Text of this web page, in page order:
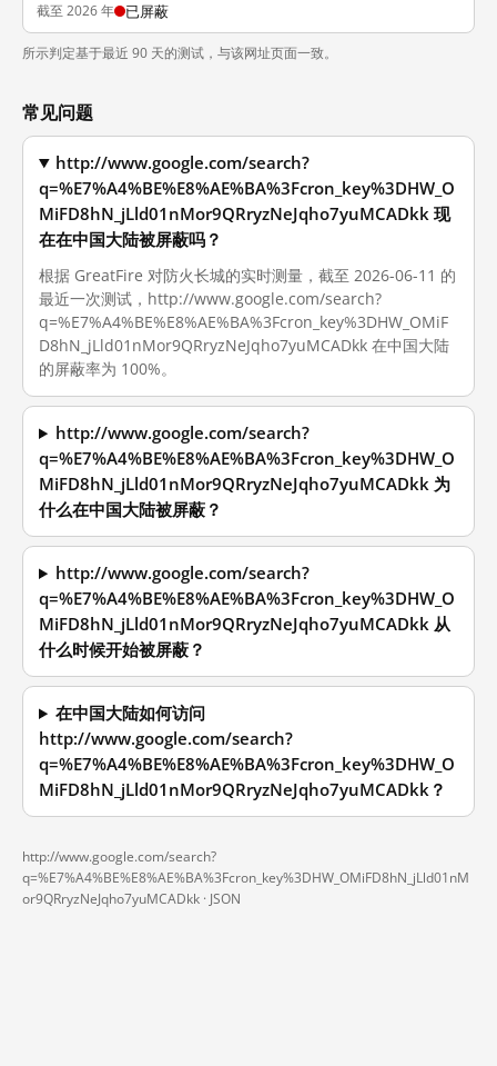
截至 2026 年 已屏蔽
所示判定基于最近 90 天的测试，与该网址页面一致。
常见问题
http://www.google.com/search?
q=%E7%A4%BE%E8%AE%BA%3Fcron_key%3DHW_O
MiFD8hN_jLld01nMor9QRryzNeJqho7yuMCADkk 现
在在中国大陆被屏蔽吗？
根据 GreatFire 对防火长城的实时测量，截至 2026-06-11 的
最近一次测试，http://www.google.com/search?
q=%E7%A4%BE%E8%AE%BA%3Fcron_key%3DHW_OMiF
D8hN_jLld01nMor9QRryzNeJqho7yuMCADkk 在中国大陆
的屏蔽率为 100%。
http://www.google.com/search?
q=%E7%A4%BE%E8%AE%BA%3Fcron_key%3DHW_O
MiFD8hN_jLld01nMor9QRryzNeJqho7yuMCADkk 为
什么在中国大陆被屏蔽？
http://www.google.com/search?
q=%E7%A4%BE%E8%AE%BA%3Fcron_key%3DHW_O
MiFD8hN_jLld01nMor9QRryzNeJqho7yuMCADkk 从
什么时候开始被屏蔽？
在中国大陆如何访问
http://www.google.com/search?
q=%E7%A4%BE%E8%AE%BA%3Fcron_key%3DHW_O
MiFD8hN_jLld01nMor9QRryzNeJqho7yuMCADkk？
http://www.google.com/search?
q=%E7%A4%BE%E8%AE%BA%3Fcron_key%3DHW_OMiFD8hN_jLld01nM
or9QRryzNeJqho7yuMCADkk · JSON